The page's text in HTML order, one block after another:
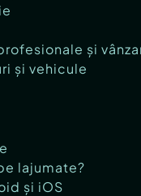
și
și vehicule
lajumate?
și iOS